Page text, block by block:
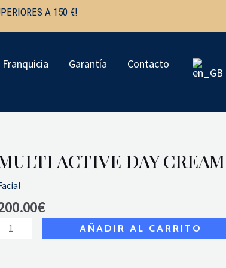
A 150 €!
Franquicia Garantía Contacto
ACTIVE DAY CREAM
€
AÑADIR AL CARRITO